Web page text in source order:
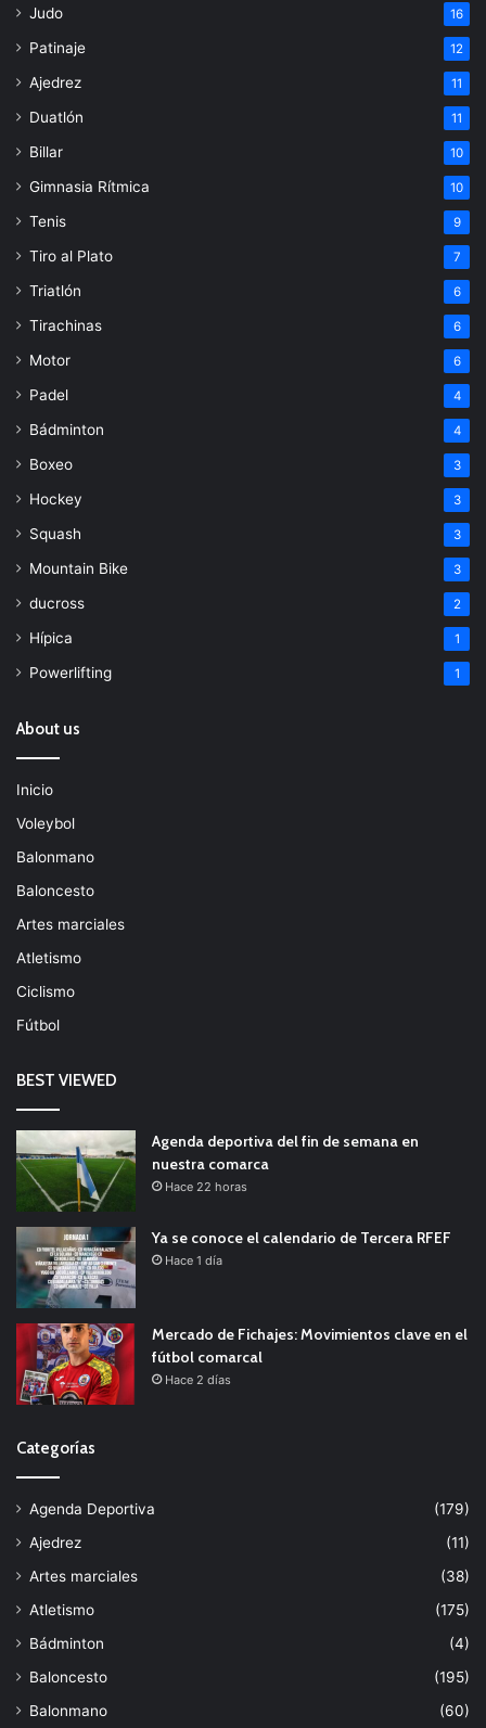
Judo 16
Patinaje 12
Ajedrez 11
Duatlón 11
Billar 10
Gimnasia Rítmica 10
Tenis 9
Tiro al Plato 7
Triatlón 6
Tirachinas 6
Motor 6
Padel 4
Bádminton 4
Boxeo 3
Hockey 3
Squash 3
Mountain Bike 3
ducross 2
Hípica 1
Powerlifting 1
About us
Inicio
Voleybol
Balonmano
Baloncesto
Artes marciales
Atletismo
Ciclismo
Fútbol
BEST VIEWED
Agenda deportiva del fin de semana en
nuestra comarca
Hace 22 horas
Ya se conoce el calendario de Tercera RFEF
Hace 1 día
Mercado de Fichajes: Movimientos clave en el
fútbol comarcal
Hace 2 días
Categorías
Agenda Deportiva
(179)
Ajedrez
(11)
Artes marciales
(38)
Atletismo
(175)
Bádminton
(4)
Baloncesto
(195)
Balonmano
(60)